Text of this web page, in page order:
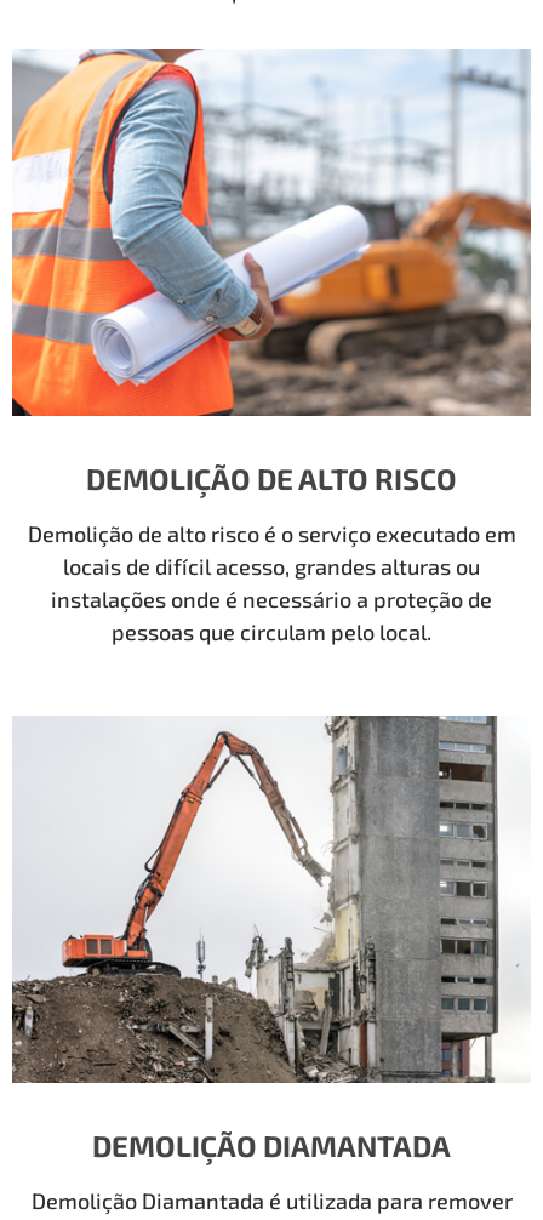
DEMOLIÇÃO DE ALTO RISCO
Demolição de alto risco é o serviço executado em
locais de difícil acesso, grandes alturas ou
instalações onde é necessário a proteção de
pessoas que circulam pelo local.
DEMOLIÇÃO DIAMANTADA
Demolição Diamantada é utilizada para remover